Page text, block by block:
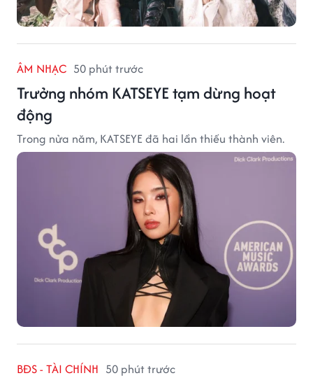
ÂM NHẠC 50 phút trước
Trưởng nhóm KATSEYE tạm dừng hoạt
động
Trong nửa năm, KATSEYE đã hai lần thiếu thành viên.
BĐS - TÀI CHÍNH 50 phút trước